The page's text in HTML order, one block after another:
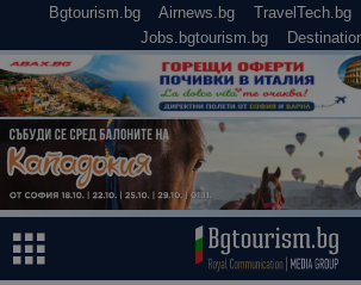
Bgtourism.bg Airnews.bg TravelTech.bg
Jobs.bgtourism.bg